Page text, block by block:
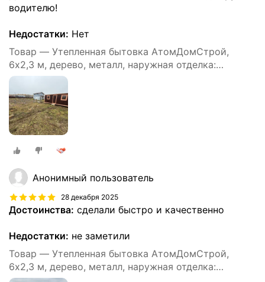
водителю!
Недостатки: Нет
Товар — Утепленная бытовка АтомДомСтрой,
6х2,3 м, дерево, металл, наружная отделка:
профлист
Анонимный пользователь
28 декабря 2025
Достоинства: сделали быстро и качественно
Недостатки: не заметили
Товар — Утепленная бытовка АтомДомСтрой,
6х2,3 м, дерево, металл, наружная отделка:
профлист